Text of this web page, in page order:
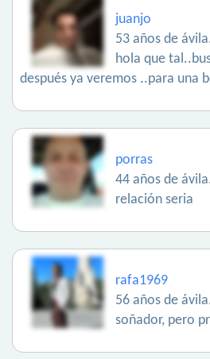
juanjo
53 años de
hola que
después ya veremos ..para una
porras
44 años de
relación seria
rafa1969
56 años de
soñador, pero